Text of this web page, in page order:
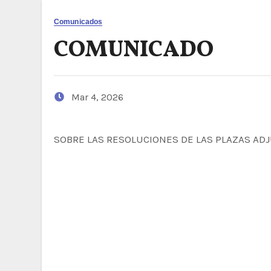
Comunicados
COMUNICADO
Mar 4, 2026
SOBRE LAS RESOLUCIONES DE LAS PLAZAS